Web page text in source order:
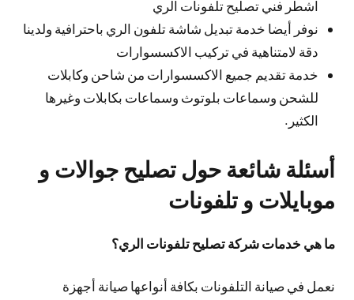
اشطر فني تصليح تلفونات الري
نوفر أيضا خدمة تبديل شاشة تلفون الري باحترافية ولدينا
دقة لامتناهية في تركيب الاكسسوارات
خدمة تقديم جميع الاكسسوارات من شاحن وكابلات
للشحن وسماعات بلوتوث وسماعات بكابلات وغيرها
الكثير.
أسئلة شائعة حول تصليح جوالات و
موبايلات و تلفونات
ما هي خدمات شركة تصليح تلفونات الري؟
نعمل في صيانة التلفونات بكافة أنواعها صيانة أجهزة